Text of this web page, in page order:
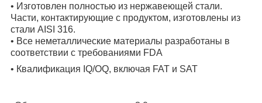
• Изготовлен полностью из нержавеющей стали.
Части, контактирующие с продуктом, изготовлены из
стали AISI 316.
• Все неметаллические материалы разработаны в
соответствии с требованиями FDA
• Квалификация IQ/OQ, включая FAT и SAT